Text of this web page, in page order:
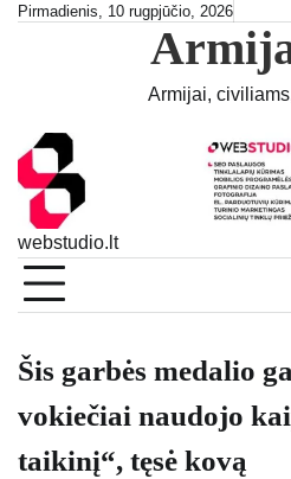
SkipPirmadienis, 10 rugpjūčio, 2026
Armijai,
webstudio.lt
Šis garbės medalio
vokiečiai naudojo
taikinį“, tęsė kovą